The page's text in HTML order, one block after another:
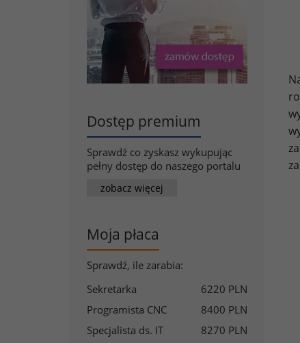
Dostęp premium
Sprawdź co zyskasz wykupując
pełny dostęp do naszego portalu
zobacz więcej
Moja płaca
Sprawdź, ile zarabia:
Sekretarka
6220 PLN
Programista CNC
8400 PLN
Specjalista ds. IT
8270 PLN